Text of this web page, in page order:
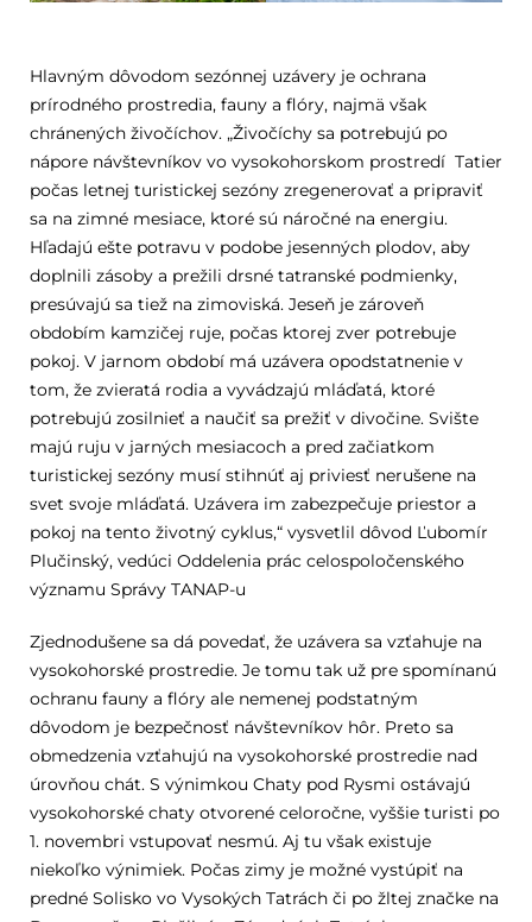
Hlavným dôvodom sezónnej uzávery je ochrana
prírodného prostredia, fauny a flóry, najmä však
chránených živočíchov. „Živočíchy sa potrebujú po
nápore návštevníkov vo vysokohorskom prostredí Tatier
počas letnej turistickej sezóny zregenerovať a pripraviť
sa na zimné mesiace, ktoré sú náročné na energiu.
Hľadajú ešte potravu v podobe jesenných plodov, aby
doplnili zásoby a prežili drsné tatranské podmienky,
presúvajú sa tiež na zimoviská. Jeseň je zároveň
obdobím kamzičej ruje, počas ktorej zver potrebuje
pokoj. V jarnom období má uzávera opodstatnenie v
tom, že zvieratá rodia a vyvádzajú mláďatá, ktoré
potrebujú zosilnieť a naučiť sa prežiť v divočine. Svište
majú ruju v jarných mesiacoch a pred začiatkom
turistickej sezóny musí stihnúť aj priviesť nerušene na
svet svoje mláďatá. Uzávera im zabezpečuje priestor a
pokoj na tento životný cyklus,“ vysvetlil dôvod Ľubomír
Plučinský, vedúci Oddelenia prác celospoločenského
významu Správy TANAP-u
Zjednodušene sa dá povedať, že uzávera sa vzťahuje na
vysokohorské prostredie. Je tomu tak už pre spomínanú
ochranu fauny a flóry ale nemenej podstatným
dôvodom je bezpečnosť návštevníkov hôr. Preto sa
obmedzenia vzťahujú na vysokohorské prostredie nad
úrovňou chát. S výnimkou Chaty pod Rysmi ostávajú
vysokohorské chaty otvorené celoročne, vyššie turisti po
1. novembri vstupovať nesmú. Aj tu však existuje
niekoľko výnimiek. Počas zimy je možné vystúpiť na
predné Solisko vo Vysokých Tatrách či po žltej značke na